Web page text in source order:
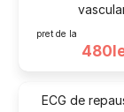
pret de la
ECG de